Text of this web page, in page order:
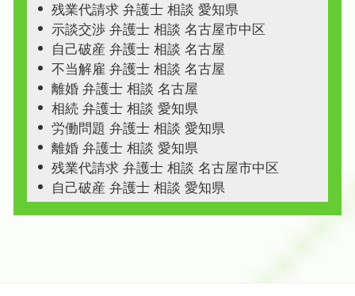
残業代請求 弁護士 相談 愛知県
示談交渉 弁護士 相談 名古屋市中区
自己破産 弁護士 相談 名古屋
不当解雇 弁護士 相談 名古屋
離婚 弁護士 相談 名古屋
相続 弁護士 相談 愛知県
労働問題 弁護士 相談 愛知県
離婚 弁護士 相談 愛知県
残業代請求 弁護士 相談 名古屋市中区
自己破産 弁護士 相談 愛知県